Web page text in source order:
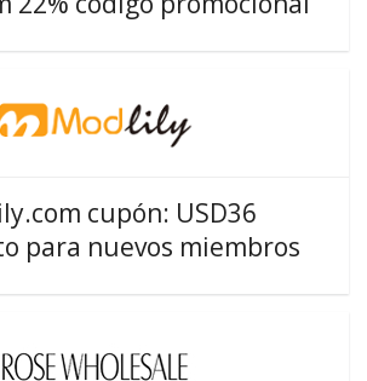
cupón: USD36
para nuevos miembros